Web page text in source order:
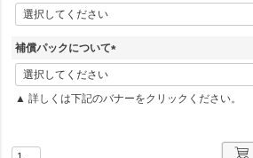
(
必
補償パックについて
(
必
須
▲ 詳しくは下記のバナーをクリックください。